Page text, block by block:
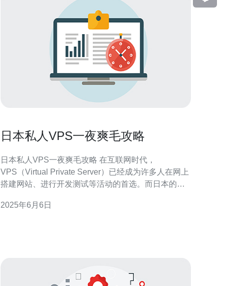
日本私人VPS一夜爽毛攻略
日本私人VPS一夜爽毛攻略 在互联网时代，
VPS（Virtual Private Server）已经成为许多人在网上
搭建网站、进行开发测试等活动的首选。而日本的
您介绍如何选择和使用日本私人VPS，让您一夜爽
2025年6月6日